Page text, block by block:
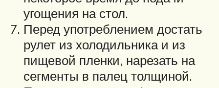
угощения на стол.
Перед употреблением достать
рулет из холодильника и из
пищевой пленки, нарезать на
сегменты в палец толщиной.